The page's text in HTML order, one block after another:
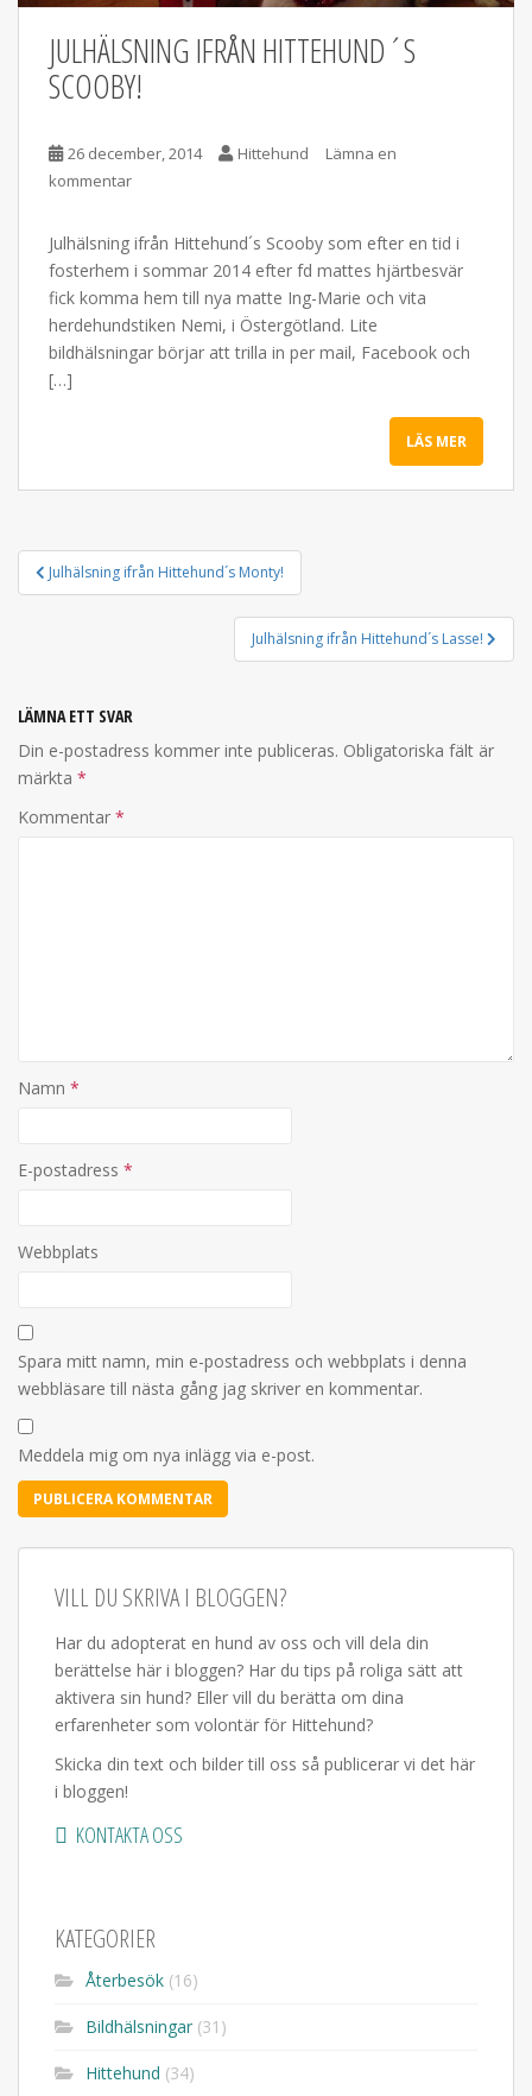
JULHÄLSNING IFRÅN HITTEHUND´S
SCOOBY!
26 december, 2014 Hittehund
Lämna en
kommentar
Julhälsning ifrån Hittehund´s Scooby som efter en tid i
fosterhem i sommar 2014 efter fd mattes hjärtbesvär
fick komma hem till nya matte Ing-Marie och vita
herdehundstiken Nemi, i Östergötland. Lite
bildhälsningar börjar att trilla in per mail, Facebook och
[…]
LÄS MER
INLÄGGSNAVIGERING
Julhälsning ifrån Hittehund´s Monty!
Julhälsning ifrån Hittehund´s Lasse!
LÄMNA ETT SVAR
Din e-postadress kommer inte publiceras. Obligatoriska fält är
märkta *
Kommentar *
Namn *
E-postadress *
Webbplats
Spara mitt namn, min e-postadress och webbplats i denna
webbläsare till nästa gång jag skriver en kommentar.
Meddela mig om nya inlägg via e-post.
VILL DU SKRIVA I BLOGGEN?
Har du adopterat en hund av oss och vill dela din
berättelse här i bloggen? Har du tips på roliga sätt att
aktivera sin hund? Eller vill du berätta om dina
erfarenheter som volontär för Hittehund?
Skicka din text och bilder till oss så publicerar vi det här
i bloggen!
KONTAKTA OSS
KATEGORIER
Återbesök (16)
Bildhälsningar (31)
Hittehund (34)